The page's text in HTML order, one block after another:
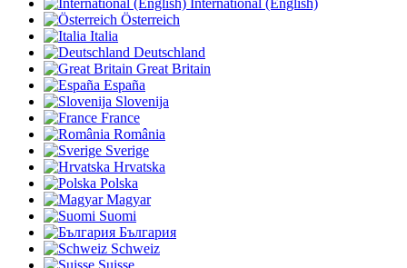
International (English)
Österreich
Italia
Deutschland
Great Britain
España
Slovenija
France
România
Sverige
Hrvatska
Polska
Magyar
Suomi
България
Schweiz